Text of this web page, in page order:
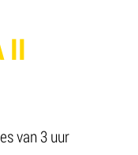
II
van 3 uur